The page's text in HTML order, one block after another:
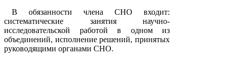
В обязанности члена СНО входит:
систематические занятия научно-
исследовательской работой в одном из
объединений, исполнение решений, принятых
руководящими органами СНО.